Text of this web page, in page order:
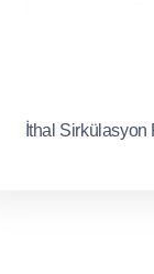
İthal Sirkülasyon